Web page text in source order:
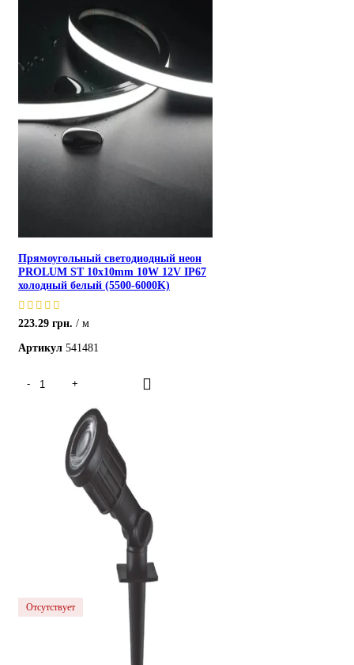
Прямоугольный светодиодный неон
PROLUM ST 10x10mm 10W 12V IP67
холодный белый (5500-6000K)
223.29 грн.
м
Артикул 541481
Отсутствует